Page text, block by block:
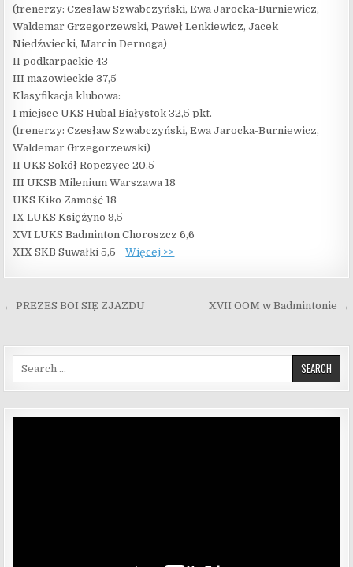
(trenerzy: Czesław Szwabczyński, Ewa Jarocka-Burniewicz,
Waldemar Grzegorzewski, Paweł Lenkiewicz, Jacek
Niedźwiecki, Marcin Dernoga)
II podkarpackie 43
III mazowieckie 37,5
Klasyfikacja klubowa:
I miejsce UKS Hubal Białystok 32,5 pkt.
(trenerzy: Czesław Szwabczyński, Ewa Jarocka-Burniewicz,
Waldemar Grzegorzewski)
II UKS Sokół Ropczyce 20,5
III UKSB Milenium Warszawa 18
UKS Kiko Zamość 18
IX LUKS Księżyno 9,5
XVI LUKS Badminton Choroszcz 6,6
XIX SKB Suwałki 5,5Więcej >>
Nawigacja wpisu XVII OOM w Badmintonie →
← PREZES BOI SIĘ ZJAZDU
Search for: